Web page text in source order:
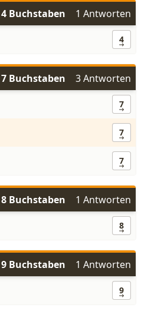
Buchstaben
1 Antworten
4
Buchstaben
3 Antworten
7
7
7
Buchstaben
1 Antworten
8
Buchstaben
1 Antworten
9